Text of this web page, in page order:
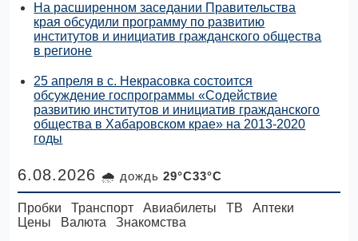
На расширенном заседании Правительства
края обсудили программу по развитию
институтов и инициатив гражданского общества
в регионе
25 апреля в с. Некрасовка состоится
обсуждение госпрограммы «Содействие
развитию институтов и инициатив гражданского
общества в Хабаровском крае» на 2013-2020
годы
6.08.2026 🌧 дождь29°C33°C
Пробки Транспорт Авиабилеты ТВ
Аптеки
Цены
Валюта Знакомства